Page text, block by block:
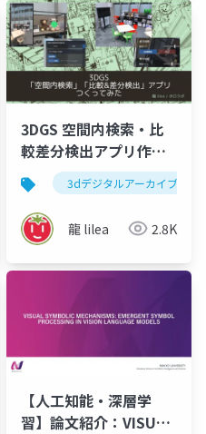
s3 tables glue spark
3DGS 空間内検索・比
較差分検出アプリ作っ
てみた - 3DGS meetup
vol2
3dデジタルアーカイブ
龍 lilea 2.8K
【人工知能・深層学
習】論文紹介：VISUAL